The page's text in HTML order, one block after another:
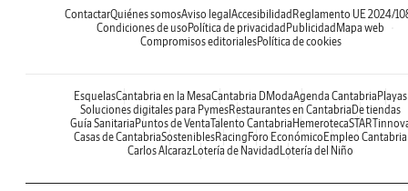
ContactarQuiénes somosAviso legal Accesibilidad Reglamento UE 2024/
Condiciones de uso Política de privacidad Publicidad Mapa web
Compromisos editorialesPolítica de cookies
EsquelasCantabria en la MesaCantabria DModaAgenda Cantabria Playas
Soluciones digitales para PymesRestaurantes en Cantabria De tiendas
Guía Sanitaria Puntos de VentaTalento Cantabria Hemeroteca
Casas de CantabriaSosteniblesRacing Foro Económico Empleo Cantabria
Carlos AlcarazLotería de Navidad Lotería del Niño